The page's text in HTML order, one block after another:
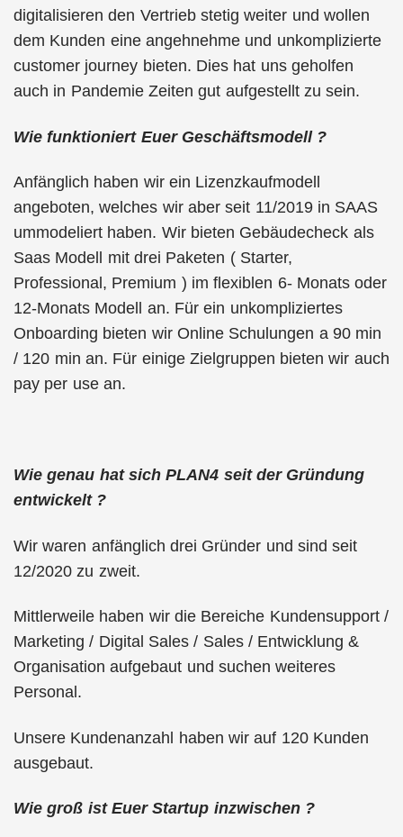
digitalisieren den Vertrieb stetig weiter und wollen
dem Kunden eine angehnehme und unkomplizierte
customer journey bieten. Dies hat uns geholfen
auch in Pandemie Zeiten gut aufgestellt zu sein.
Wie funktioniert Euer Geschäftsmodell ?
Anfänglich haben wir ein Lizenzkaufmodell
angeboten, welches wir aber seit 11/2019 in SAAS
ummodeliert haben. Wir bieten Gebäudecheck als
Saas Modell mit drei Paketen ( Starter,
Professional, Premium ) im flexiblen 6- Monats oder
12-Monats Modell an. Für ein unkompliziertes
Onboarding bieten wir Online Schulungen a 90 min
/ 120 min an. Für einige Zielgruppen bieten wir auch
pay per use an.
Wie genau hat sich PLAN4 seit der Gründung
entwickelt ?
Wir waren anfänglich drei Gründer und sind seit
12/2020 zu zweit.
Mittlerweile haben wir die Bereiche Kundensupport /
Marketing / Digital Sales / Sales / Entwicklung &
Organisation aufgebaut und suchen weiteres
Personal.
Unsere Kundenanzahl haben wir auf 120 Kunden
ausgebaut.
Wie groß ist Euer Startup inzwischen ?